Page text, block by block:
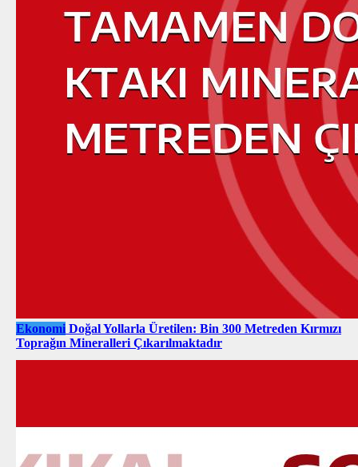
Ekonomi Doğal Yollarla Üretilen: Bin 300 Metreden Kırmızı
Toprağın Mineralleri Çıkarılmaktadır